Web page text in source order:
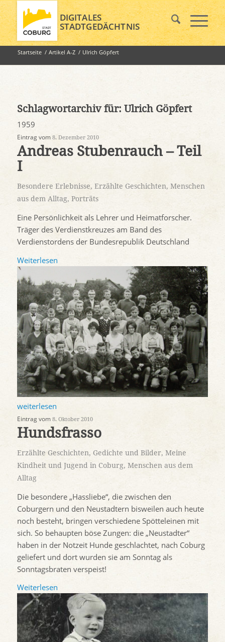
DIGITALES
STADTGEDÄCHTNIS
Startseite / Artikel A-Z / Ulrich Göpfert
Schlagwortarchiv für: Ulrich Göpfert
1959
Eintrag vom 8. Dezember 2010
Andreas Stubenrauch – Teil
I
Besondere Erlebnisse, Erzählte Geschichten, Menschen
aus dem Alltag, Porträts
Eine Persönlichkeit als Lehrer und Heimatforscher.
Träger des Verdienstkreuzes am Band des
Verdienstordens der Bundesrepublik Deutschland
Weiterlesen
weiterlesen
Eintrag vom 8. Oktober 2010
Hundsfrasso
Erzählte Geschichten, Gedichte und Bilder, Meine
Kindheit und Jugend in Coburg, Menschen aus dem
Alltag
Die besondere „Hassliebe“, die zwischen den
Coburgern und den Neustadtern bisweilen auch heute
noch besteht, bringen verschiedene Spötteleinen mit
sich. So behaupten böse Zungen: die „Neustadter“
haben in der Notzeit Hunde geschlachtet, nach Coburg
geliefert und dort wurden sie am Sonntag als
Sonntagsbraten verspeist!
Weiterlesen